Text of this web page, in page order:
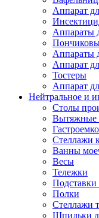
Аппарат
Аппараты
Аппараты
Аппарат
Тостеры
Аппарат
Нейтральное и
Столы
Вытяжные
Стеллажи
Ванны
Весы
Тележки
Подставки
Полки
Стеллажи
Шпильки